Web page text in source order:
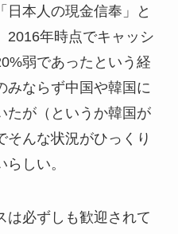
日本人の現金信奉」と
2016年時点でキャッシ
弱であったという経
みならず中国や韓国に
たが（というか韓国が
そんな状況がひっくり
しい。
は必ずしも歓迎されて